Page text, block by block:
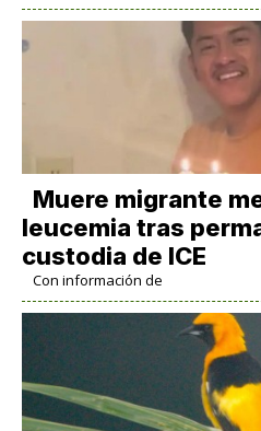
Muere migrante
leucemia tras
custodia de ICE
Con información de